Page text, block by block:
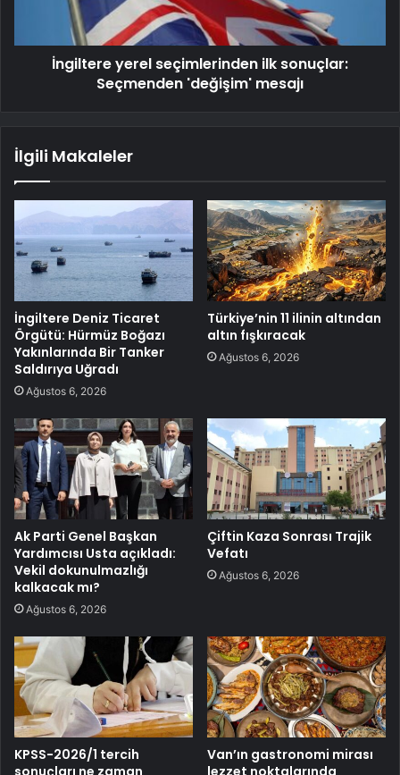
İngiltere yerel seçimlerinden ilk sonuçlar:
Seçmenden 'değişim' mesajı
İlgili Makaleler
İngiltere Deniz Ticaret
Örgütü: Hürmüz Boğazı
Yakınlarında Bir Tanker
Saldırıya Uğradı
Ağustos 6, 2026
Türkiye’nin 11 ilinin altından
altın fışkıracak
Ağustos 6, 2026
Ak Parti Genel Başkan
Yardımcısı Usta açıkladı:
Vekil dokunulmazlığı
kalkacak mı?
Ağustos 6, 2026
Çiftin Kaza Sonrası Trajik
Vefatı
Ağustos 6, 2026
KPSS-2026/1 tercih
sonuçları ne zaman
Van’ın gastronomi mirası
lezzet noktalarında